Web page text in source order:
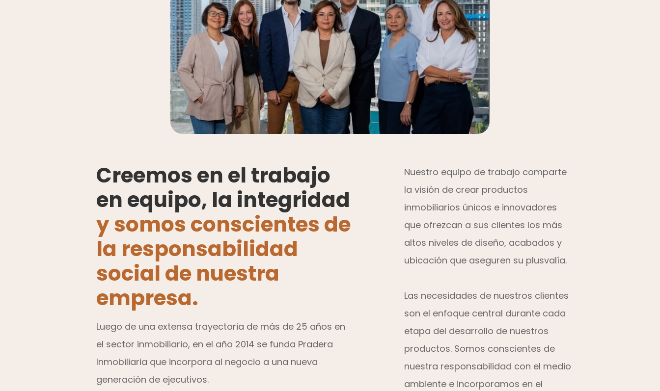
Creemos en el trabajo
en equipo, la integridad
y somos conscientes de
la responsabilidad
social de nuestra
empresa.
Luego de una extensa trayectoria de más de 25 años en
el sector inmobiliario, en el año 2014 se funda Pradera
Inmobiliaria que incorpora al negocio a una nueva
generación de ejecutivos.
Nuestro equipo de trabajo comparte
la visión de crear productos
inmobiliarios únicos e innovadores
que ofrezcan a sus clientes los más
altos niveles de diseño, acabados y
ubicación que aseguren su plusvalía.
Las necesidades de nuestros clientes
son el enfoque central durante cada
etapa del desarrollo de nuestros
productos. Somos conscientes de
nuestra responsabilidad con el medio
ambiente e incorporamos en el